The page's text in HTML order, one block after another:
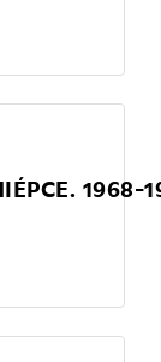
1968-